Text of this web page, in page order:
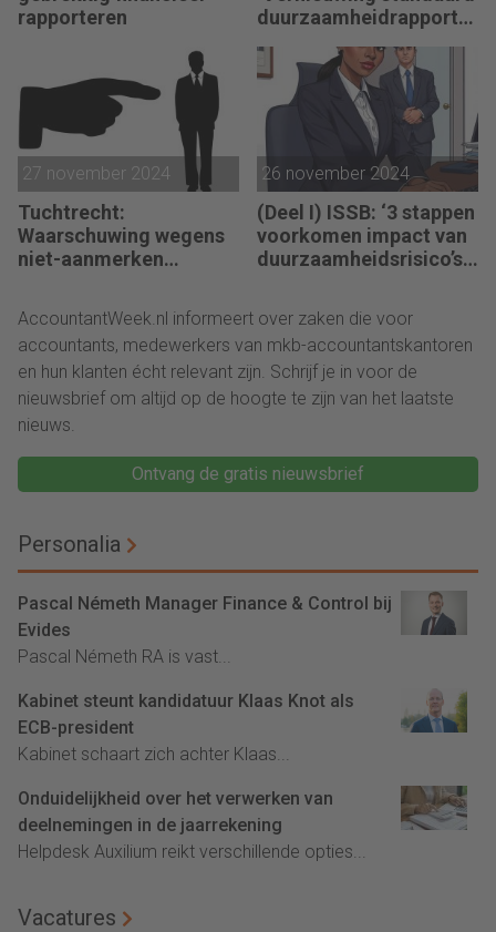
rapporteren
duurzaamheidrapporta
27 november 2024
Tuchtrecht:
Waarschuwing wegens
niet-aanmerken
aangelegenheid’
26 november 2024
(Deel I) ISSB: ‘3 stappen
voorkomen impact van
duurzaamheidsrisico’s
AccountantWeek.nl informeert over zaken die voor
accountants, medewerkers van mkb-accountantskantoren
en hun klanten écht relevant zijn. Schrijf je in voor de
nieuwsbrief om altijd op de hoogte te zijn van het laatste
nieuws.
Ontvang de gratis nieuwsbrief
Personalia
Pascal Németh Manager Finance & Control bij
Evides
Pascal Németh RA is vast...
Kabinet steunt kandidatuur Klaas Knot als
ECB-president
Kabinet schaart zich achter Klaas...
Onduidelijkheid over het verwerken van
deelnemingen in de jaarrekening
Helpdesk Auxilium reikt verschillende opties...
Vacatures